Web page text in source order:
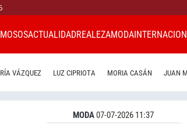
ACTUALIDADREALEZAMODA
VÁZQUEZ LUZ CIPRIOTA MORIA CASÁN JUAN
MODA07-07-2026 11:37